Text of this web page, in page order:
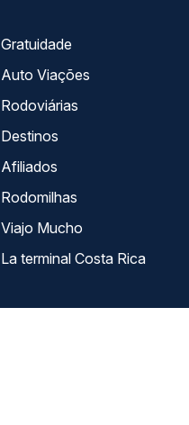
Gratuidade
Auto Viações
Rodoviárias
Destinos
Afiliados
Rodomilhas
Viajo Mucho
La terminal Costa Rica